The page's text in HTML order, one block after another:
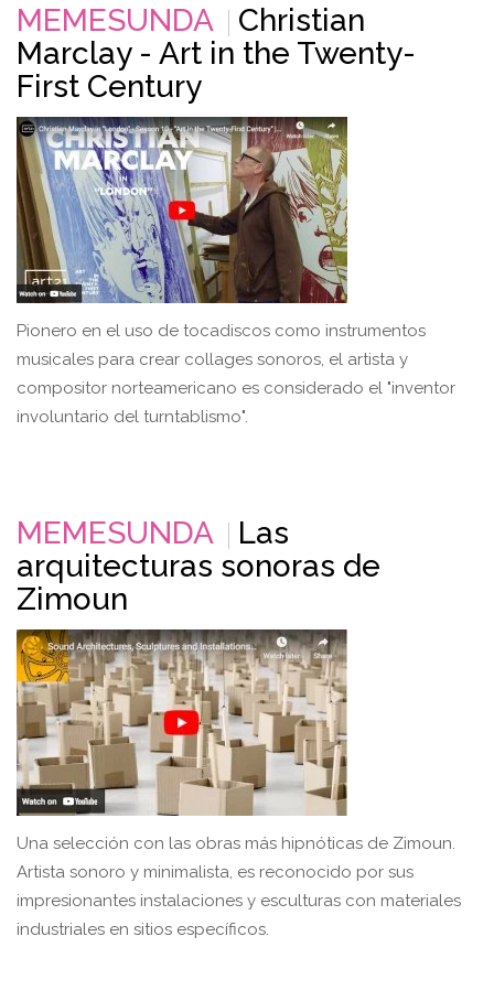
MEMESUNDA
Christian
Marclay - Art in the Twenty-
First Century
Pionero en el uso de tocadiscos como instrumentos
musicales para crear collages sonoros, el artista y
compositor norteamericano es considerado el "inventor
involuntario del turntablismo".
MEMESUNDA
Las
arquitecturas sonoras de
Zimoun
Una selección con las obras más hipnóticas de Zimoun.
Artista sonoro y minimalista, es reconocido por sus
impresionantes instalaciones y esculturas con materiales
industriales en sitios específicos.